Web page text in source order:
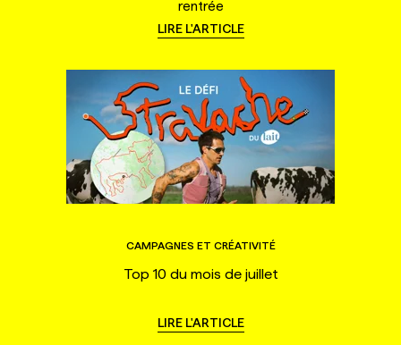
rentrée
LIRE L'ARTICLE
CAMPAGNES ET CRÉATIVITÉ
Top 10 du mois de juillet
LIRE L'ARTICLE